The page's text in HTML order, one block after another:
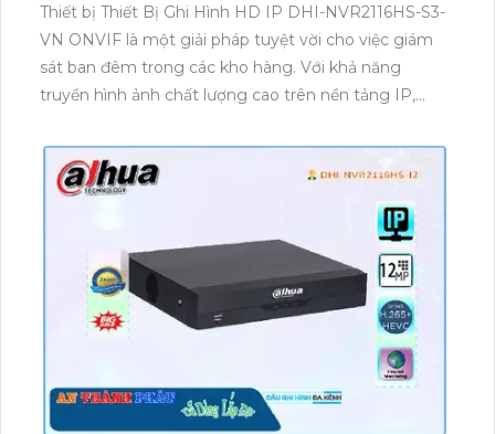
Thiết bị Thiết Bị Ghi Hình HD IP DHI-NVR2116HS-S3-
VN ONVIF là một giải pháp tuyệt vời cho việc giám
sát ban đêm trong các kho hàng. Với khả năng
truyền hình ảnh chất lượng cao trên nền tảng IP,
động trong kho hàng một cách rõ ràng và chi tiết.
Với tính năng tích hợp thu hình chất lượng ONVIF,
việc truyền tải hình ảnh trở nên nhanh hơn và hiệu
quả hơn. Bên cạnh đó, thiết bị còn hỗ trợ nhiều định
dạng nén video như H.265+/H.265/H.264+/H.264, giúp
tiết kiệm băng thông mà vẫn đảm bảo chất lượng
tốt. Với đầy đủ các tính năng và khả năng ưu việt,
thiết bị này là lựa chọn hàng đầu cho việc giám sát